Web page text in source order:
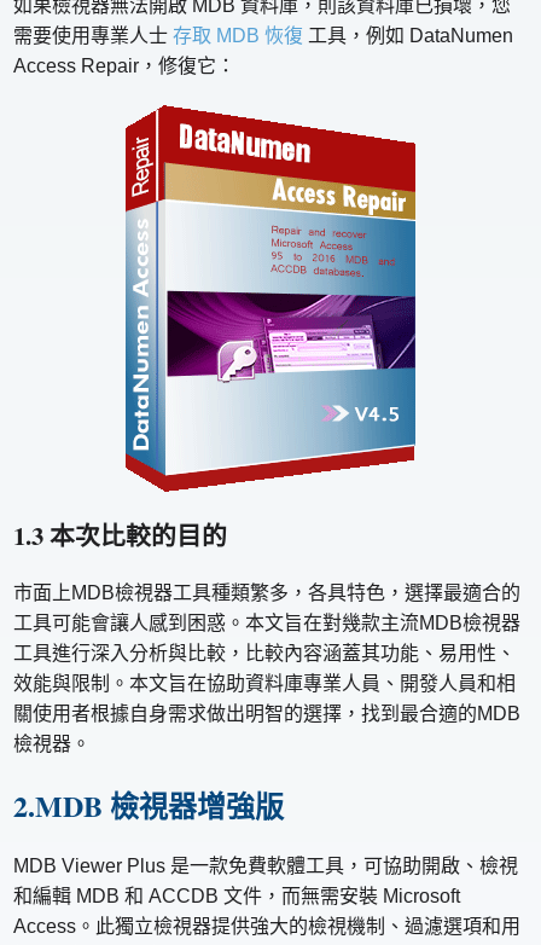
如果檢視器無法開啟 MDB 資料庫，則該資料庫已損壞，您
需要使用專業人士存取 MDB 恢復 工具，例如 DataNumen
Access Repair，修復它：
1.3 本次比較的目的
市面上MDB檢視器工具種類繁多，各具特色，選擇最適合的
工具可能會讓人感到困惑。本文旨在對幾款主流MDB檢視器
工具進行深入分析與比較，比較內容涵蓋其功能、易用性、
效能與限制。本文旨在協助資料庫專業人員、開發人員和相
關使用者根據自身需求做出明智的選擇，找到最合適的MDB
檢視器。
2.MDB 檢視器增強版
MDB Viewer Plus 是一款免費軟體工具，可協助開啟、檢視
和編輯 MDB 和 ACCDB 文件，而無需安裝 Microsoft
Access。此獨立檢視器提供強大的檢視機制、過濾選項和用